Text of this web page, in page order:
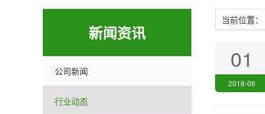
新闻资讯
公司新闻
行业动态
当前位置：
01
2018-06